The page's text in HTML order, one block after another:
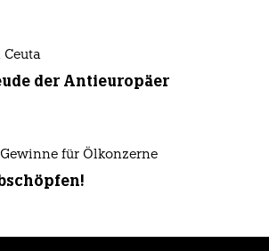
Ceuta
der Antieuropäer
für Ölkonzerne